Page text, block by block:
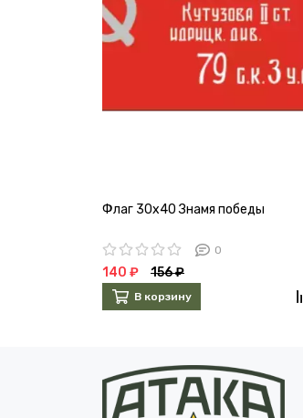
Флаг 30х40 Знамя победы
0
140 ₽ 156 ₽
В корзину